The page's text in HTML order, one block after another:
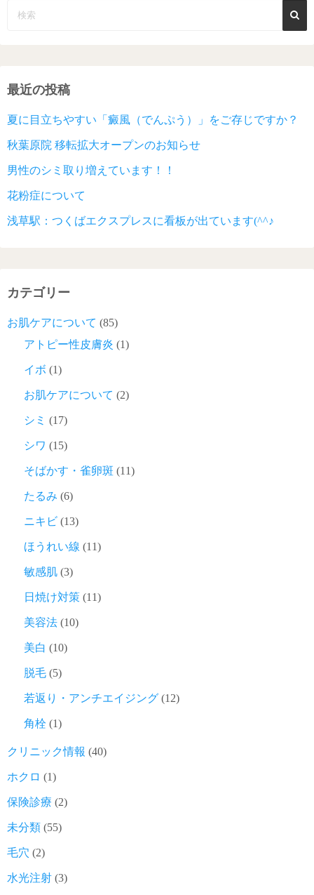
最近の投稿
夏に目立ちやすい「癜風（でんぷう）」をご存じですか？
秋葉原院 移転拡大オープンのお知らせ
男性のシミ取り増えています！！
花粉症について
浅草駅：つくばエクスプレスに看板が出ています(^^♪
カテゴリー
お肌ケアについて (85)
アトピー性皮膚炎 (1)
イボ (1)
お肌ケアについて (2)
シミ (17)
シワ (15)
そばかす・雀卵斑 (11)
たるみ (6)
ニキビ (13)
ほうれい線 (11)
敏感肌 (3)
日焼け対策 (11)
美容法 (10)
美白 (10)
脱毛 (5)
若返り・アンチエイジング (12)
角栓 (1)
クリニック情報 (40)
ホクロ (1)
保険診療 (2)
未分類 (55)
毛穴 (2)
水光注射 (3)